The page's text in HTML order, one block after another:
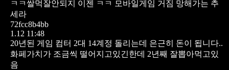
ㅋㅋ쌀먹잘안되지 이젠 ㅋㅋ 모바일게임 거짐 망해가는 추
세라
72fcc8b4bb
1.12 11:48
20년된 게임 컴터 2대 14계정 돌리는데 은근히 돈이 됩니다..
화페가치가 조금씩 떨어지고있긴한데 2년째 잘뽑아먹고있
음